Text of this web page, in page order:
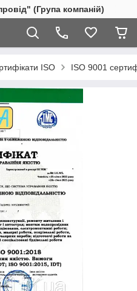
(Група компаній)
ISO ISO 9001